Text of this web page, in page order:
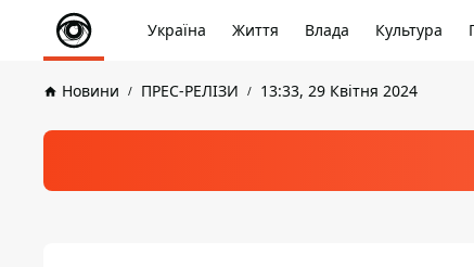
Україна Життя Влада Культура
Новини ПРЕС-РЕЛІЗИ 13:33, 29 Квітня 2024